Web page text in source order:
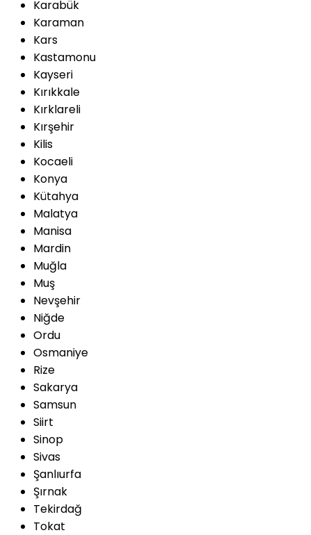
Karabük
Karaman
Kars
Kastamonu
Kayseri
Kırıkkale
Kırklareli
Kırşehir
Kilis
Kocaeli
Konya
Kütahya
Malatya
Manisa
Mardin
Muğla
Muş
Nevşehir
Niğde
Ordu
Osmaniye
Rize
Sakarya
Samsun
Siirt
Sinop
Sivas
Şanlıurfa
Şırnak
Tekirdağ
Tokat